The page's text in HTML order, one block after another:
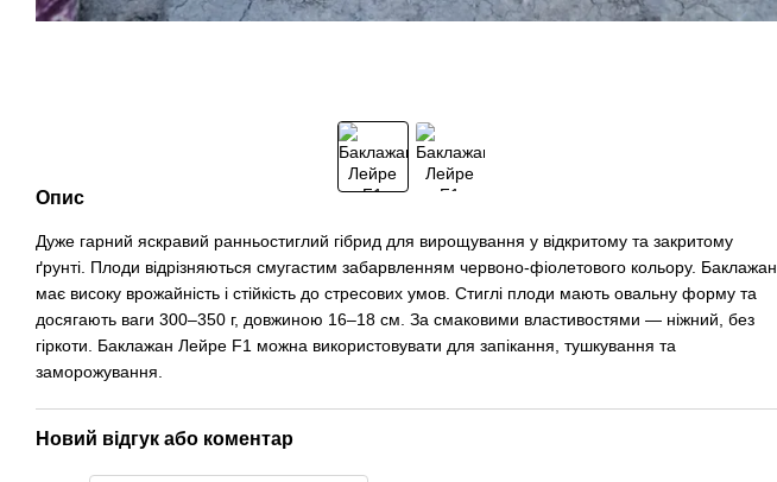
Опис
Дуже гарний яскравий ранньостиглий гібрид для вирощування у відкритому та закритому
ґрунті. Плоди відрізняються смугастим забарвленням червоно-фіолетового кольору. Баклажан
має високу врожайність і стійкість до стресових умов. Стиглі плоди мають овальну форму та
досягають ваги 300–350 г, довжиною 16–18 см. За смаковими властивостями — ніжний, без
гіркоти. Баклажан Лейре F1 можна використовувати для запікання, тушкування та
заморожування.
Новий відгук або коментар